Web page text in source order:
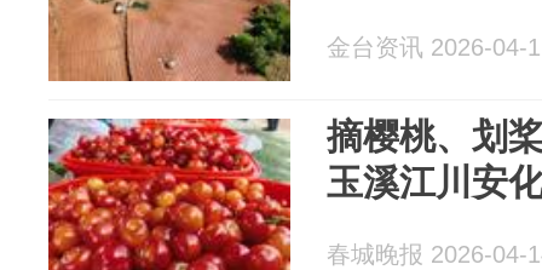
金台资讯 2026-04-
摘樱桃、划
玉溪江川安
春城晚报 2026-04-